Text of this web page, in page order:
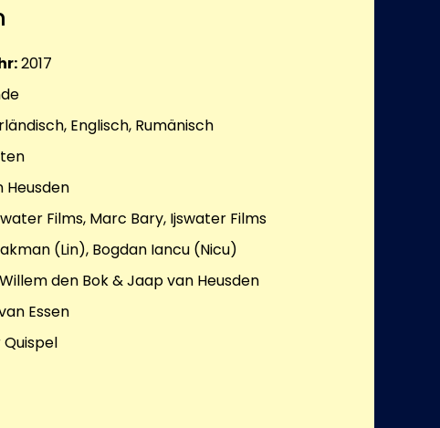
2017
Englisch, Rumänisch
Heusden
Films, Marc Bary, Ijswater Films
(Lin), Bogdan Iancu (Nicu)
den Bok & Jaap van Heusden
Essen